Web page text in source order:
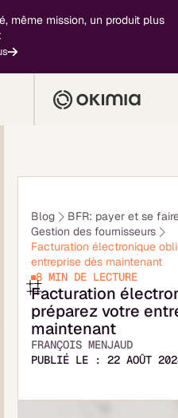
mission, un produit plus
Blog
BFR: payer et se
Gestion des fournisseurs
Facturation électronique
entreprise dès maintenant
8 MIN DE LECTURE
Facturation
préparez votre
maintenant
FRANÇOIS MENJAUD
PUBLIÉ LE :22 AOÛT